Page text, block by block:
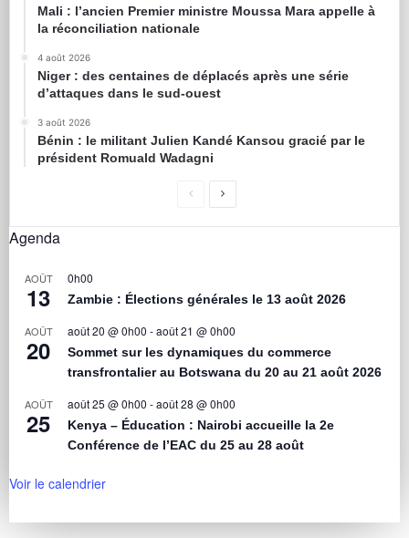
Mali : l’ancien Premier ministre Moussa Mara appelle à
la réconciliation nationale
4 août 2026
Niger : des centaines de déplacés après une série
d’attaques dans le sud-ouest
3 août 2026
Bénin : le militant Julien Kandé Kansou gracié par le
président Romuald Wadagni
Agenda
AOÛT
13
0h00
Zambie : Élections générales le 13 août 2026
AOÛT
20
août 20 @ 0h00 -août 21 @ 0h00
Sommet sur les dynamiques du commerce
transfrontalier au Botswana du 20 au 21 août 2026
AOÛT
25
août 25 @ 0h00 -août 28 @ 0h00
Kenya – Éducation : Nairobi accueille la 2e
Conférence de l’EAC du 25 au 28 août
Voir le calendrier